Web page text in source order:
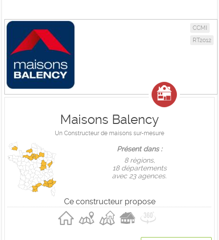
CCMI
RT2012
Maisons Balency
Un Constructeur de maisons sur-mesure
Présent dans :
8 règions,
18 départements
avec 23 agences.
Ce constructeur propose